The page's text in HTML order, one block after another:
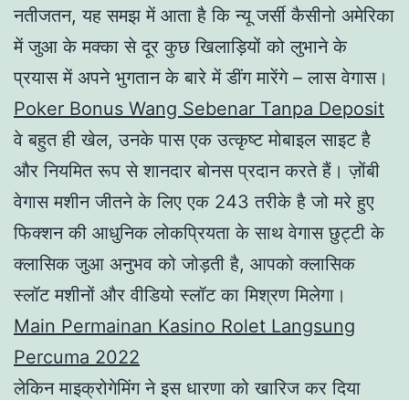
नतीजतन, यह समझ में आता है कि न्यू जर्सी कैसीनो अमेरिका
में जुआ के मक्का से दूर कुछ खिलाड़ियों को लुभाने के
प्रयास में अपने भुगतान के बारे में डींग मारेंगे – लास वेगास।
Poker Bonus Wang Sebenar Tanpa Deposit
वे बहुत ही खेल, उनके पास एक उत्कृष्ट मोबाइल साइट है
और नियमित रूप से शानदार बोनस प्रदान करते हैं। ज़ोंबी
वेगास मशीन जीतने के लिए एक 243 तरीके है जो मरे हुए
फिक्शन की आधुनिक लोकप्रियता के साथ वेगास छुट्टी के
क्लासिक जुआ अनुभव को जोड़ती है, आपको क्लासिक
स्लॉट मशीनों और वीडियो स्लॉट का मिश्रण मिलेगा।
Main Permainan Kasino Rolet Langsung
Percuma 2022
लेकिन माइक्रोगेमिंग ने इस धारणा को खारिज कर दिया